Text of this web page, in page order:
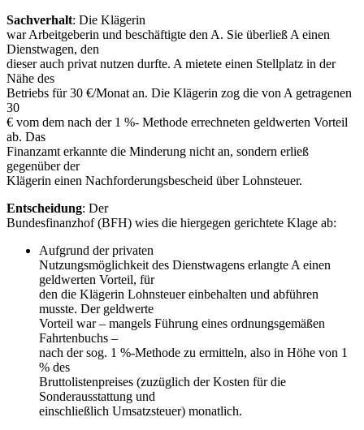
Sachverhalt: Die Klägerin
war Arbeitgeberin und beschäftigte den A. Sie überließ A einen
Dienstwagen, den
dieser auch privat nutzen durfte. A mietete einen Stellplatz in der
Nähe des
Betriebs für 30 €/Monat an. Die Klägerin zog die von A getragenen
30
€ vom dem nach der 1 %- Methode errechneten geldwerten Vorteil
ab. Das
Finanzamt erkannte die Minderung nicht an, sondern erließ
gegenüber der
Klägerin einen Nachforderungsbescheid über Lohnsteuer.
Entscheidung: Der
Bundesfinanzhof (BFH) wies die hiergegen gerichtete Klage ab:
Aufgrund der privaten
Nutzungsmöglichkeit des Dienstwagens erlangte A einen
geldwerten Vorteil, für
den die Klägerin Lohnsteuer einbehalten und abführen
musste. Der geldwerte
Vorteil war – mangels Führung eines ordnungsgemäßen
Fahrtenbuchs –
nach der sog. 1 %-Methode zu ermitteln, also in Höhe von 1
% des
Bruttolistenpreises (zuzüglich der Kosten für die
Sonderausstattung und
einschließlich Umsatzsteuer) monatlich.